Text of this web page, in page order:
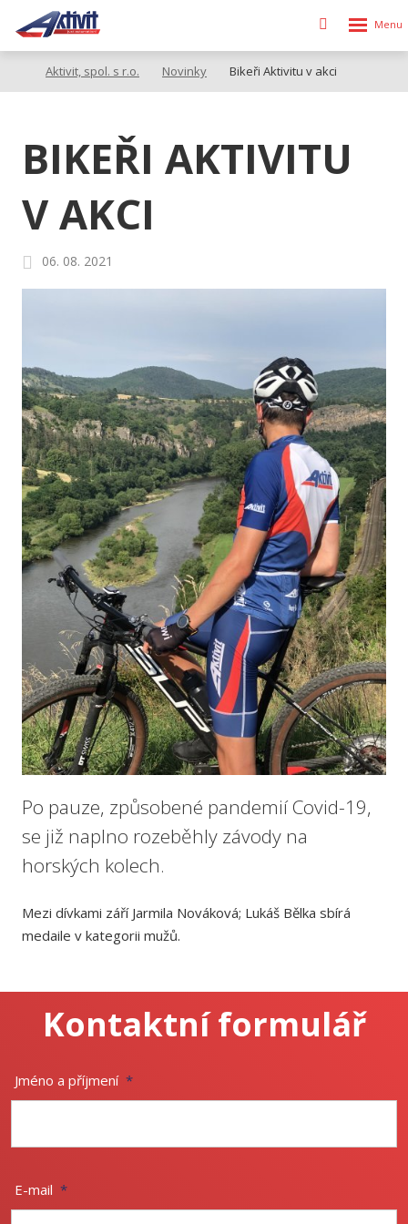
Vyhledávání
Rozbalení
Aktivit, spol. s r.o. Novinky Bikeři Aktivitu v akci
BIKEŘI AKTIVITU
V AKCI
06. 08. 2021
Po pauze, způsobené pandemií Covid-19,
se již naplno rozeběhly závody na
horských kolech.
Mezi dívkami září Jarmila Nováková; Lukáš Bělka sbírá
medaile v kategorii mužů.
Kontaktní formulář
Jméno a příjmení *
E-mail *